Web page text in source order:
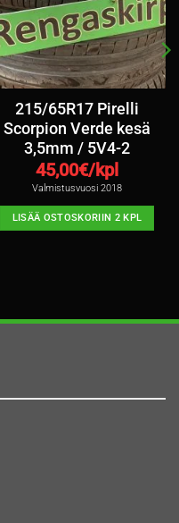
215/65R17 Pirelli
Scorpion Verde kesä
3,5mm / 5V4-2
45,00€/kpl
Valmistusvuosi 2018
LISÄÄ OSTOSKORIIN 2 KPL